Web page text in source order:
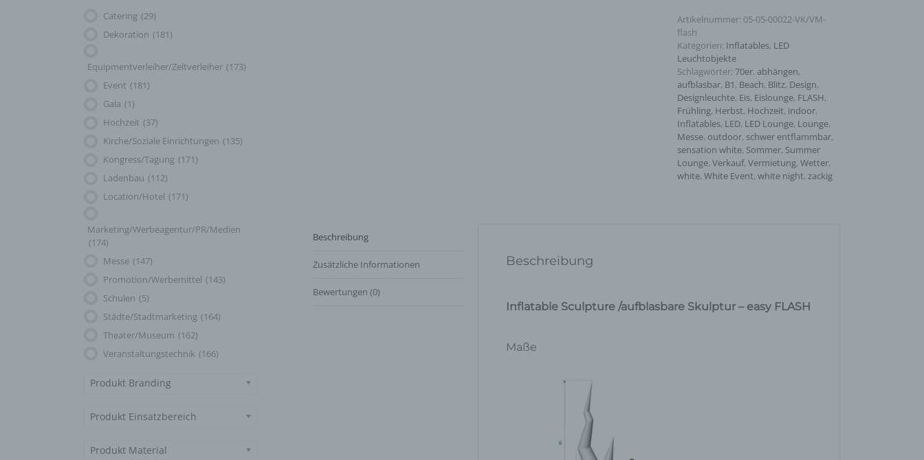
Artikelnummer: 05-05-00022-VK/VM-
flash
Kategorien: Inflatables, LED
Leuchtobjekte
Schlagwörter: 70er, abhängen,
aufblasbar, B1, Beach, Blitz, Design,
Designleuchte, Eis, Eislounge, FLASH,
Frühling, Herbst, Hochzeit, indoor,
Inflatables, LED, LED Lounge, Lounge,
Messe, outdoor, schwer entflammbar,
sensation white, Sommer, Summer
Lounge, Verkauf, Vermietung, Wetter,
white, White Event, white night, zackig
Beschreibung
Zusätzliche Informationen
Bewertungen (0)
Beschreibung
Inflatable Sculpture /aufblasbare Skulptur – easy FLASH
Maße
Catering (29)
Dekoration (181)
Equipmentverleiher/Zeltverleiher (173)
Event (181)
Gala (1)
Hochzeit (37)
Kirche/Soziale Einrichtungen (135)
Kongress/Tagung (171)
Ladenbau (112)
Location/Hotel (171)
Marketing/Werbeagentur/PR/Medien
(174)
Messe (147)
Promotion/Werbemittel (143)
Schulen (5)
Städte/Stadtmarketing (164)
Theater/Museum (162)
Veranstaltungstechnik (166)
Produkt Branding
Produkt Einsatzbereich
Produkt Material